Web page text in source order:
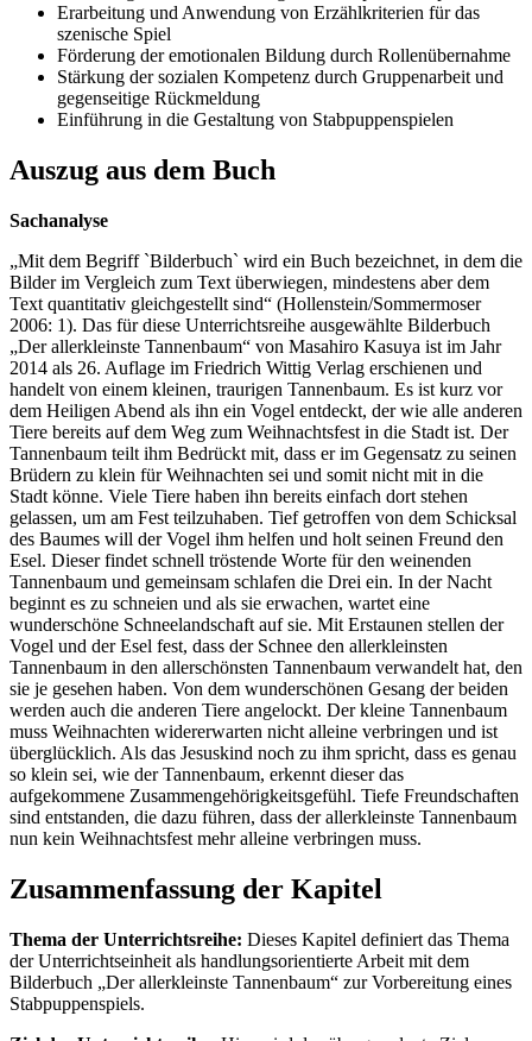
Erarbeitung und Anwendung von Erzählkriterien für das
szenische Spiel
Förderung der emotionalen Bildung durch Rollenübernahme
Stärkung der sozialen Kompetenz durch Gruppenarbeit und
gegenseitige Rückmeldung
Einführung in die Gestaltung von Stabpuppenspielen
Auszug aus dem Buch
Sachanalyse
„Mit dem Begriff `Bilderbuch` wird ein Buch bezeichnet, in dem die
Bilder im Vergleich zum Text überwiegen, mindestens aber dem
Text quantitativ gleichgestellt sind“ (Hollenstein/Sommermoser
2006: 1). Das für diese Unterrichtsreihe ausgewählte Bilderbuch
„Der allerkleinste Tannenbaum“ von Masahiro Kasuya ist im Jahr
2014 als 26. Auflage im Friedrich Wittig Verlag erschienen und
handelt von einem kleinen, traurigen Tannenbaum. Es ist kurz vor
dem Heiligen Abend als ihn ein Vogel entdeckt, der wie alle anderen
Tiere bereits auf dem Weg zum Weihnachtsfest in die Stadt ist. Der
Tannenbaum teilt ihm Bedrückt mit, dass er im Gegensatz zu seinen
Brüdern zu klein für Weihnachten sei und somit nicht mit in die
Stadt könne. Viele Tiere haben ihn bereits einfach dort stehen
gelassen, um am Fest teilzuhaben. Tief getroffen von dem Schicksal
des Baumes will der Vogel ihm helfen und holt seinen Freund den
Esel. Dieser findet schnell tröstende Worte für den weinenden
Tannenbaum und gemeinsam schlafen die Drei ein. In der Nacht
beginnt es zu schneien und als sie erwachen, wartet eine
wunderschöne Schneelandschaft auf sie. Mit Erstaunen stellen der
Vogel und der Esel fest, dass der Schnee den allerkleinsten
Tannenbaum in den allerschönsten Tannenbaum verwandelt hat, den
sie je gesehen haben. Von dem wunderschönen Gesang der beiden
werden auch die anderen Tiere angelockt. Der kleine Tannenbaum
muss Weihnachten widererwarten nicht alleine verbringen und ist
überglücklich. Als das Jesuskind noch zu ihm spricht, dass es genau
so klein sei, wie der Tannenbaum, erkennt dieser das
aufgekommene Zusammengehörigkeitsgefühl. Tiefe Freundschaften
sind entstanden, die dazu führen, dass der allerkleinste Tannenbaum
nun kein Weihnachtsfest mehr alleine verbringen muss.
Zusammenfassung der Kapitel
Thema der Unterrichtsreihe: Dieses Kapitel definiert das Thema
der Unterrichtseinheit als handlungsorientierte Arbeit mit dem
Bilderbuch „Der allerkleinste Tannenbaum“ zur Vorbereitung eines
Stabpuppenspiels.